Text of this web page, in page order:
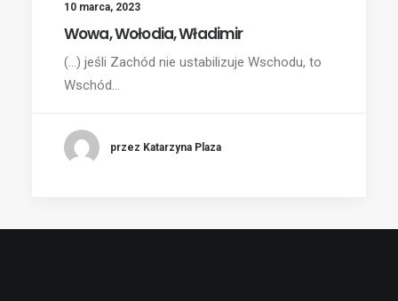
10 marca, 2023
Wowa, Wołodia, Władimir
(...) jeśli Zachód nie ustabilizuje Wschodu, to
Wschód…
przez Katarzyna Plaza